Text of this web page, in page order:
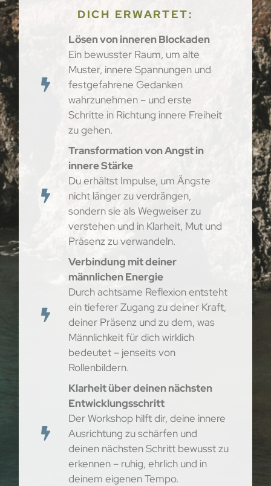
DICH ERWARTET:
Lösen von inneren Blockaden
Ein bewusster Raum, um alte
Muster, innere Spannungen und
festgefahrene Gedanken
wahrzunehmen – und erste
Schritte in Richtung innere Freiheit
zu gehen.
Transformation von Angst in
innere Stärke
Du erhältst Impulse, um Ängste
nicht länger zu verdrängen,
sondern sie als Wegweiser zu
verstehen und in Klarheit, Mut und
Präsenz zu verwandeln.
Verbindung mit deiner
männlichen Energie
Durch achtsame Reflexion entsteht
ein tieferer Zugang zu deiner Kraft,
deiner Präsenz und zu dem, was
Männlichkeit für dich wirklich
bedeutet – jenseits von
Rollenbildern.
Klarheit über deinen nächsten
Entwicklungsschritt
Der Workshop hilft dir, deine innere
Ausrichtung zu schärfen und
deinen nächsten Schritt bewusst zu
erkennen – ruhig, ehrlich und in
deinem eigenen Tempo.